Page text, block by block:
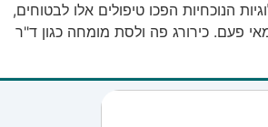
הנוכחיות הפכו טיפולים אלו לבטוחים,
מאי פעם. כירורג פה ולסת מומחה כגון ד"ר